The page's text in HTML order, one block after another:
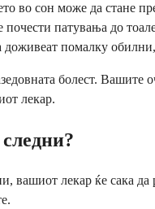
во сон може да стане
патувања до
помалку
болест.
лекар.
вашиот лекар ќе сака